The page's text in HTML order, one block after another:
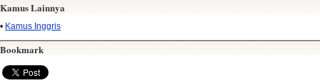
Kamus Lainnya
• Kamus Inggris
Bookmark